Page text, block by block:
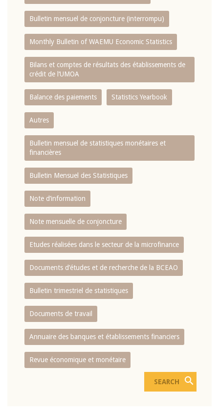
Bulletin mensuel de conjoncture (interrompu)
Monthly Bulletin of WAEMU Economic Statistics
Bilans et comptes de résultats des établissements de
crédit de l‘UMOA
Balance des paiements Statistics Yearbook
Autres
Bulletin mensuel de statistiques monétaires et
financières
Bulletin Mensuel des Statistiques
Note d’information
Note mensuelle de conjoncture
Etudes réalisées dans le secteur de la microfinance
Documents d’études et de recherche de la BCEAO
Bulletin trimestriel de statistiques
Documents de travail
Annuaire des banques et établissements financiers
Revue économique et monétaire